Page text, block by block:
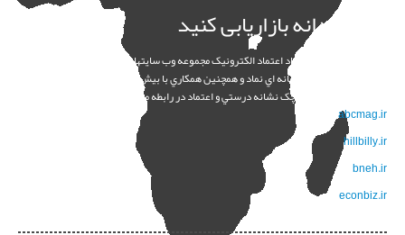
هوشمندانه بازاریابی کنید
13 هزار کاربر فعال و نماد اعتماد الکترونيک مجموعه وب سايتهاي اينفوجاب داراي نماد
پخش کننده بزرگ و کوچک نشانه درستي و اعتماد در رابطه ما با مشتريانمان است
abcmag.ir
hillbilly.ir
bneh.ir
econbiz.ir